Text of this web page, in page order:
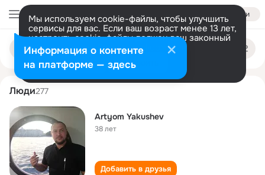
Войти
Мы используем cookie-файлы, чтобы улучшить
сервисы для вас. Если ваш возраст менее 13 лет,
настроить cookie-файлы должен ваш законный
представитель. Больше информации
Разрешить все Настроить
Поиск
людям
artyom yakushev
Люди277
Artyom Yakushev
38 лет
Добавить в друзья
Информация о контенте
на платформе — здесь